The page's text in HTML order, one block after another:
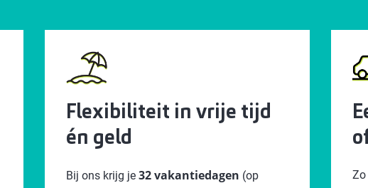
Flexibiliteit in vrije tijd
én geld
Bij ons krijg je 32 vakantiedagen (op
Zo